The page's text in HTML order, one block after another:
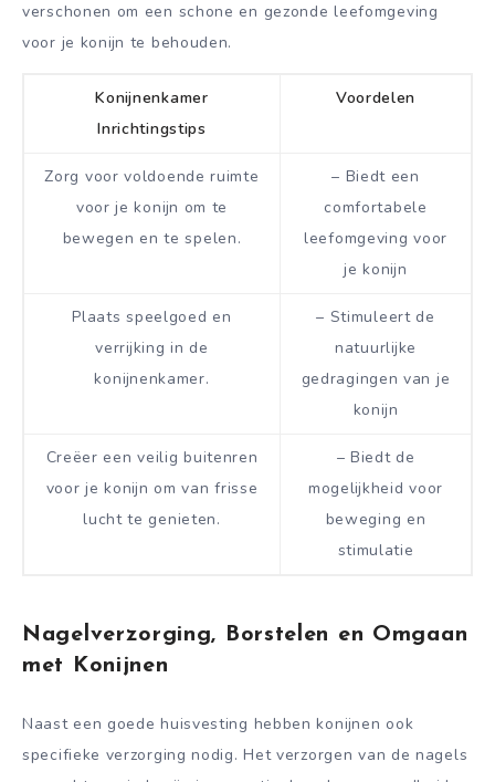
verschonen om een schone en gezonde leefomgeving
voor je konijn te behouden.
Konijnenkamer
Inrichtingstips
Voordelen
Zorg voor voldoende ruimte
voor je konijn om te
bewegen en te spelen.
– Biedt een
comfortabele
leefomgeving voor
je konijn
Plaats speelgoed en
verrijking in de
konijnenkamer.
– Stimuleert de
natuurlijke
gedragingen van je
konijn
Creëer een veilig buitenren
voor je konijn om van frisse
lucht te genieten.
– Biedt de
mogelijkheid voor
beweging en
stimulatie
Nagelverzorging, Borstelen en Omgaan
met Konijnen
Naast een goede huisvesting hebben konijnen ook
specifieke verzorging nodig. Het verzorgen van de nagels